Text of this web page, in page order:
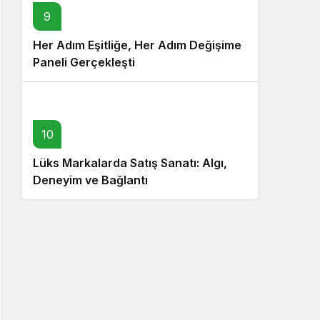
9
Her Adım Eşitliğe, Her Adım Değişime
Paneli Gerçekleşti
10
Lüks Markalarda Satış Sanatı: Algı,
Deneyim ve Bağlantı